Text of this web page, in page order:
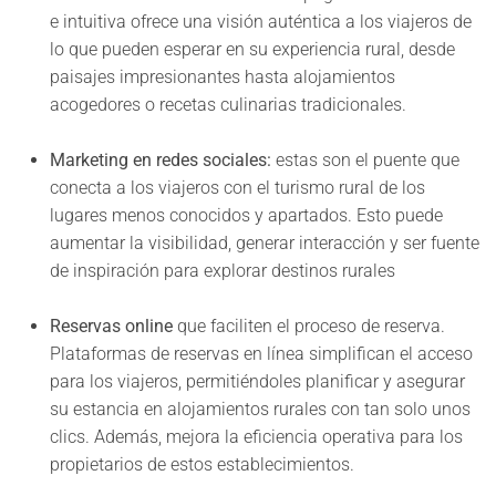
e intuitiva ofrece una visión auténtica a los viajeros de
lo que pueden esperar en su experiencia rural, desde
paisajes impresionantes hasta alojamientos
acogedores o recetas culinarias tradicionales.
Marketing en redes sociales: estas son el puente que
conecta a los viajeros con el turismo rural de los
lugares menos conocidos y apartados. Esto puede
aumentar la visibilidad, generar interacción y ser fuente
de inspiración para explorar destinos rurales
Reservas online que faciliten el proceso de reserva.
Plataformas de reservas en línea simplifican el acceso
para los viajeros, permitiéndoles planificar y asegurar
su estancia en alojamientos rurales con tan solo unos
clics. Además, mejora la eficiencia operativa para los
propietarios de estos establecimientos.